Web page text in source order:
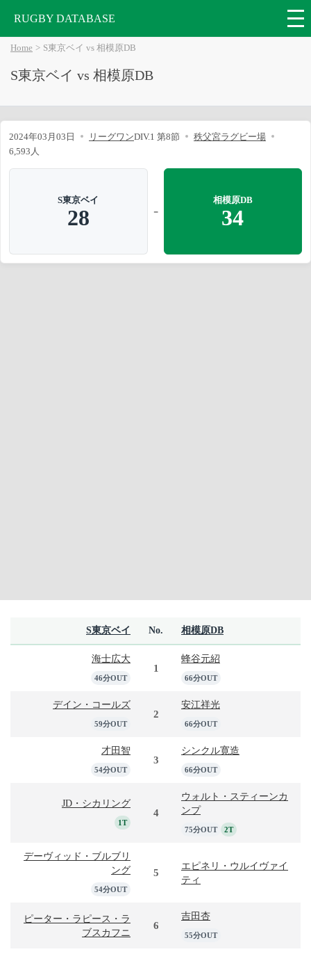
RUGBY DATABASE
Home S東京ベイ vs 相模原DB
S東京ベイ vs 相模原DB
2024年03月03日 リーグワンDIV.1 第8節
秩父宮ラグビー場
6,593人
S東京ベイ
28 -
相模原DB
34
S東京ベイ No. 相模原DB
海士広大
46分OUT
1
蜂谷元紹
66分OUT
デイン・コールズ
59分OUT
2
安江祥光
66分OUT
才田智
54分OUT
3
シンクル寛造
66分OUT
JD・シカリング
1T
4
ウォルト・スティーンカ
ンプ
75分OUT 2T
デーヴィッド・ブルブリ
ング
54分OUT
5
エピネリ・ウルイヴァイ
ティ
ピーター・ラピース・ラ
ブスカフニ
6
吉田杏
55分OUT